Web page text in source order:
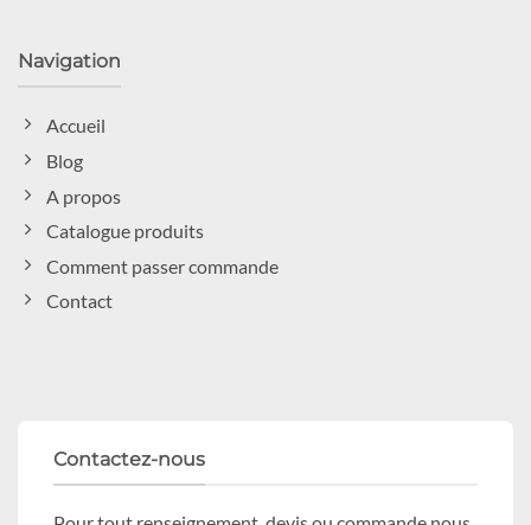
Navigation
Accueil
Blog
A propos
Catalogue produits
Comment passer commande
Contact
Contactez-nous